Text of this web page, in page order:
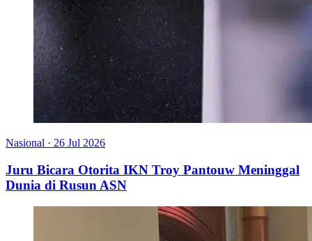
Nasional · 26 Jul 2026
Juru Bicara Otorita IKN Troy Pantouw Meninggal
Dunia di Rusun ASN